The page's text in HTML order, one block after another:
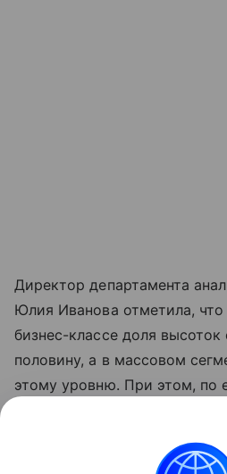
Директор департамента
Юлия Иванова отметила, что
бизнес-классе доля
половину, а в массовом
этому уровню. При этом, по
дешевле традиционной